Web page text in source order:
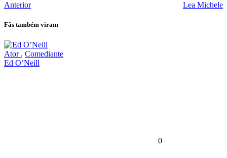
Anterior Lea Michele
Fãs também viram
Ator , Comediante
Ed O’Neill
0